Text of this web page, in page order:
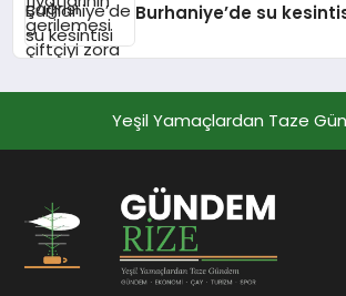
Burhaniye’de su
Yeşil Yamaçlardan Taze